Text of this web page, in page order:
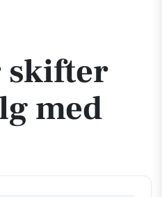
her!
skifter
med